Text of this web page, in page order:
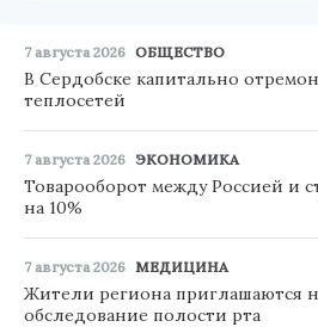
7 августа 2026 ОБЩЕСТВО
В Сердобске капитально
теплосетей
7 августа 2026 ЭКОНОМИКА
Товарооборот между Россией и
на 10%
7 августа 2026 МЕДИЦИНА
Жители региона приглашаются
обследование полости рта